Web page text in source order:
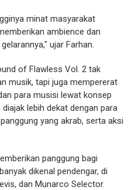
minat masyarakat
ambience dan
ujar Farhan.
of Flawless Vol. 2 tak
musik, tapi juga mempererat
para musisi lewat konsep
lebih dekat dengan para
yang akrab, serta aksi
panggung bagi
dikenal pendengar, di
dan Munarco Selector.